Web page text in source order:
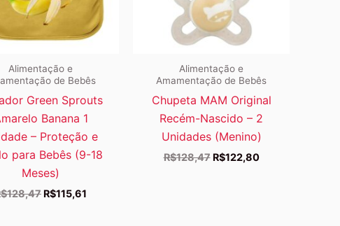
Alimentação e
de Bebês
Green Sprouts
Banana 1
– Proteção e
para Bebês (9-18
Meses)
128,47 O
R$115,61
Alimentação e
Amamentação de Bebês
Chupeta MAM Original
Recém-Nascido – 2
Unidades (Menino)
R$128,47 O
R$122,80O